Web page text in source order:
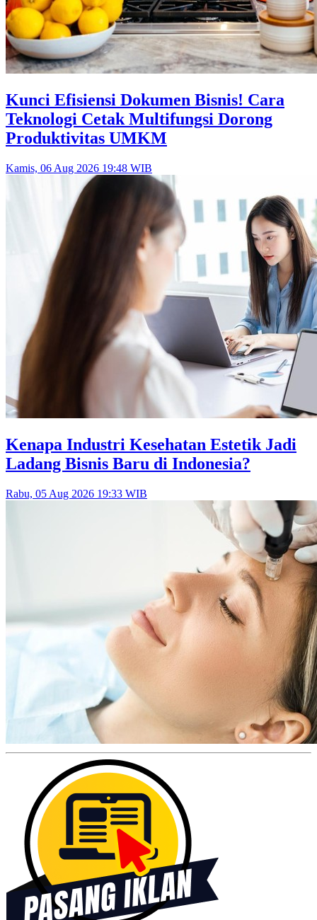
Kunci Efisiensi Dokumen Bisnis! Cara
Teknologi Cetak Multifungsi Dorong
Produktivitas UMKM
Kamis, 06 Aug 2026 19:48 WIB
Kenapa Industri Kesehatan Estetik Jadi
Ladang Bisnis Baru di Indonesia?
Rabu, 05 Aug 2026 19:33 WIB